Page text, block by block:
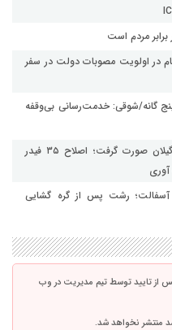
مردم است
در اولویت مصوبات دولت در سفر
گانه/شوقی: خدمت‌رسانی بی‌وقفه
با اجرای منسجم طرح ملی سامان در گیلان صورت گرفت؛ اصلاح ۳۵ فیدر
آسفالت؛ رشت پس از گره گشایی
از تایید توسط تیم مدیریت در وب
منتشر نخواهد شد.